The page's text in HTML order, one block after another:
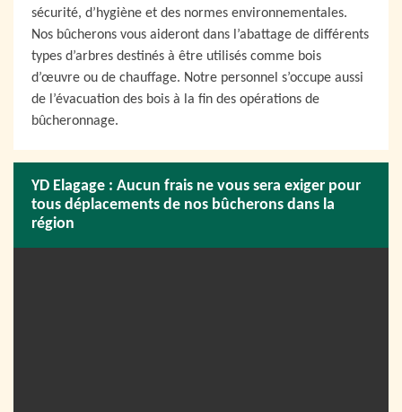
sécurité, d’hygiène et des normes environnementales.
Nos bûcherons vous aideront dans l’abattage de différents
types d’arbres destinés à être utilisés comme bois
d’œuvre ou de chauffage. Notre personnel s’occupe aussi
de l’évacuation des bois à la fin des opérations de
bûcheronnage.
YD Elagage : Aucun frais ne vous sera exiger pour
tous déplacements de nos bûcherons dans la
région